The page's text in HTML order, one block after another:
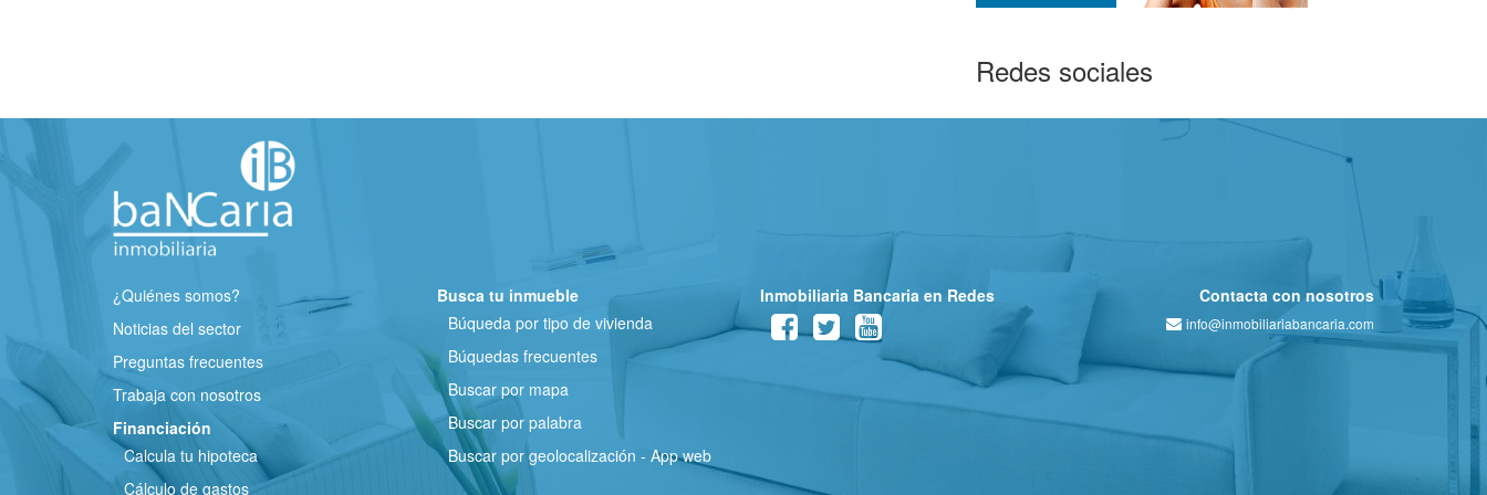
Redes sociales
¿Quiénes somos?
Noticias del sector
Preguntas frecuentes
Trabaja con nosotros
Financiación
Calcula tu hipoteca
Cálculo de gastos
Busca tu inmueble
Búqueda por tipo de vivienda
Búquedas frecuentes
Buscar por mapa
Buscar por palabra
Buscar por geolocalización - App web
Inmobiliaria Bancaria en Redes Contacta con nosotros
info@inmobiliariabancaria.com